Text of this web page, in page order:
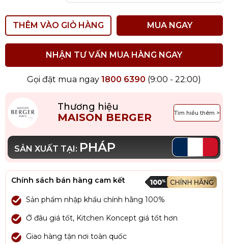
THÊM VÀO GIỎ HÀNG MUA NGAY
NHẬN TƯ VẤN MUA HÀNG NGAY
Gọi đặt mua ngay 1800 6390 (9:00 - 22:00)
Thương hiệu
MAISON BERGER Tìm hiểu thêm >
SẢN XUẤT TẠI: PHÁP
Chính sách bán hàng cam kết
Sản phẩm nhập khẩu chính hãng 100%
Ở đâu giá tốt, Kitchen Koncept giá tốt hơn
Giao hàng tận nơi toàn quốc